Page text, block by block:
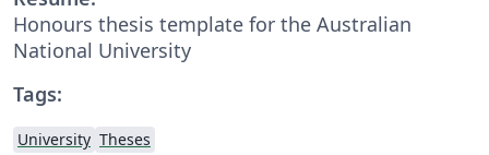
Honours thesis template for the Australian
National University
Tags:
University Theses